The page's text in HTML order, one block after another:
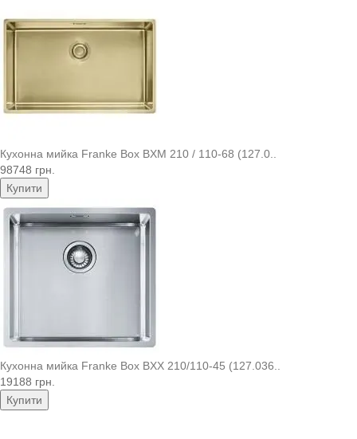
Кухонна мийка Franke Box BXM 210 / 110-68 (127.0..
98748 грн.
Купити
Кухонна мийка Franke Box BXX 210/110-45 (127.036..
19188 грн.
Купити